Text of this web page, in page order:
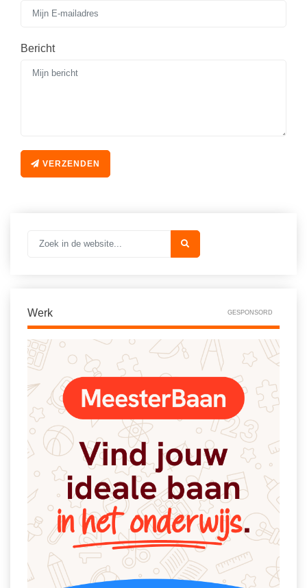
Kinderboekenweek
Schoolreisideeën
Sprookjes
Tweede Wereldoorlog
AI voor het onderwijs
Kruiswoordpuzzels
Montessori onderwijs
Jenaplanonderwijs
Onderwijsvacatures
Middelbare school niveaus
Studenten laptop
Docentenplein nieuwsbrief
Nieuwsbrief archief
Onderwijs CV
Schoolvakanties
Huiswerkbegeleiding
Huiswerkbegeleider zoeken
Huiswerkbegeleider worden
Bericht
VERZENDEN
Werk GESPONSORD